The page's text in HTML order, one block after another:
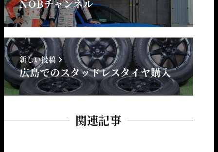
NOBチャンネル
新しい投稿
広島でのスタッドレスタイヤ購入
関連記事